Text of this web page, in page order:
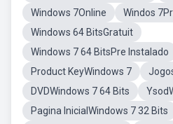
Windows 7Online
Windos
Windows 64 BitsGratuit
Windows 7 64 BitsPre Instalado
Product KeyWindows 7
DVDWindows 7 64 Bits
Pagina InicialWindows 7 32 Bits